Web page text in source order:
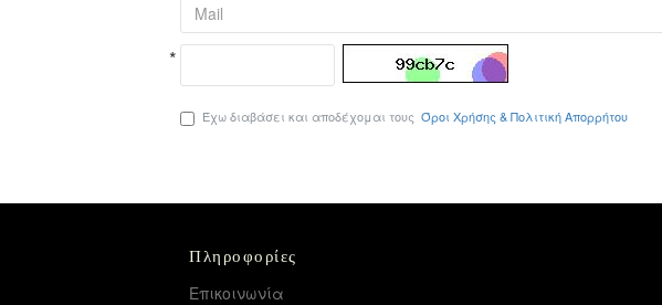
Έχω διαβάσει και αποδέχομαι τους Όροι Χρήσης & Πολιτική Απορρήτου
Πληροφορίες
Επικοινωνία